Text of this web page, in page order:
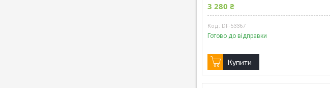
3 280 ₴
DF-53367
Готово до відправки
Купити